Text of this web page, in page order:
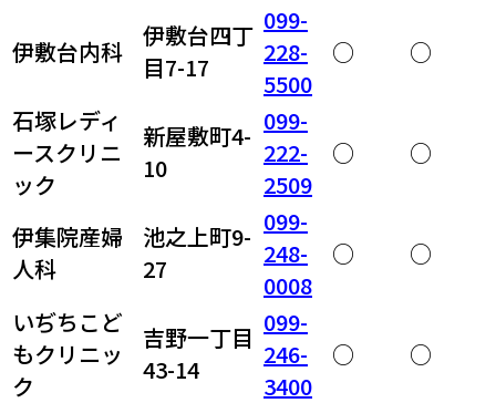
伊敷台内科
伊敷台四丁
目7-17
099-
228-
5500
○ ○
石塚レディ
ースクリニ
ック
新屋敷町4-
10
099-
222-
2509
○ ○
伊集院産婦
人科
池之上町9-
27
099-
248-
0008
○ ○
いぢちこど
もクリニッ
ク
吉野一丁目
43-14
099-
246-
3400
○ ○